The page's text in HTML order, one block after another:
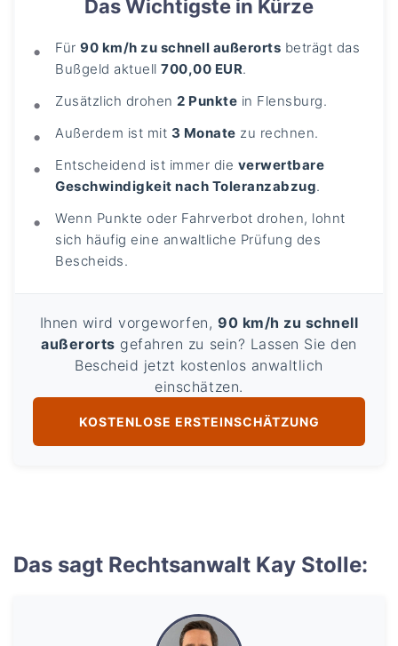
Das Wichtigste in Kürze
Für90 km/h zu schnell außerorts beträgt das
Bußgeld aktuell700,00 EUR.
Zusätzlich drohen2 Punkte in Flensburg.
Außerdem ist mit 3 Monate zu rechnen.
Entscheidend ist immer die verwertbare
Geschwindigkeit nach Toleranzabzug.
Wenn Punkte oder Fahrverbot drohen, lohnt
sich häufig eine anwaltliche Prüfung des
Bescheids.
Ihnen wird vorgeworfen,90 km/h zu schnell
außerorts gefahren zu sein? Lassen Sie den
Bescheid jetzt kostenlos anwaltlich
einschätzen.
KOSTENLOSE ERSTEINSCHÄTZUNG
Das sagt Rechtsanwalt Kay Stolle: